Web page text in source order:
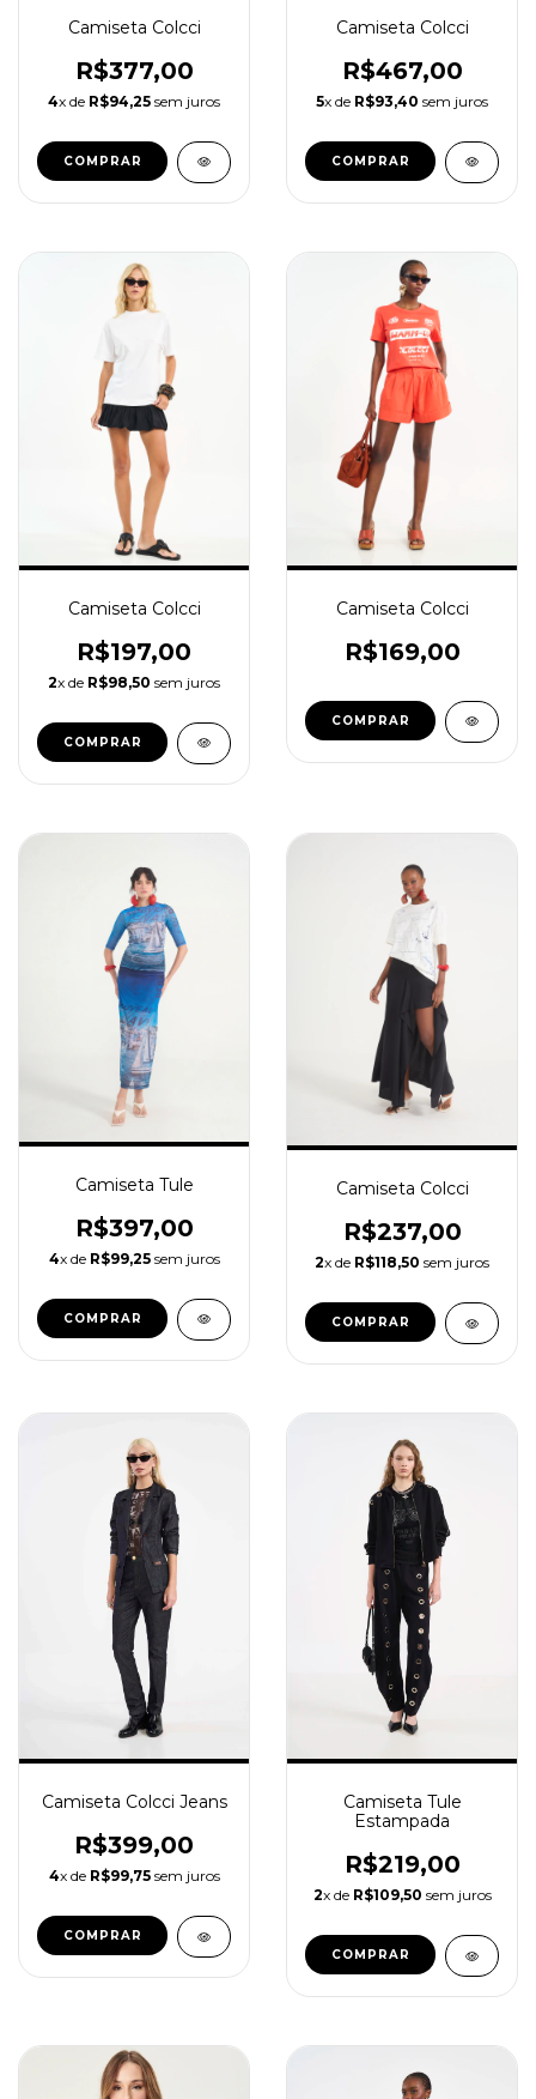
Camiseta Colcci
R$377,00
4x de R$94,25 sem juros
COMPRAR
Camiseta Colcci
R$467,00
5x de R$93,40 sem juros
COMPRAR
Camiseta Colcci
R$197,00
2x de R$98,50 sem juros
COMPRAR
Camiseta Colcci
R$169,00
COMPRAR
Camiseta Tule
R$397,00
4x de R$99,25sem juros
COMPRAR
Camiseta Colcci
R$237,00
2x de R$118,50 sem juros
COMPRAR
Camiseta Colcci Jeans
R$399,00
4x de R$99,75sem juros
COMPRAR
Camiseta Tule
Estampada
R$219,00
2x de R$109,50 sem juros
COMPRAR